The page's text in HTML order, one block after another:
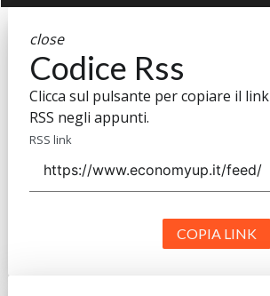
close
Codice Rss
Clicca sul pulsante per copiare il link
RSS negli appunti.
RSS link
COPIA LINK